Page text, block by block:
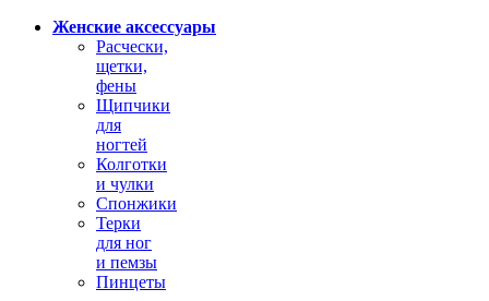
Женские аксессуары
Расчески,
щетки,
фены
Щипчики
для
ногтей
Колготки
и чулки
Спонжики
Терки
для ног
и пемзы
Пинцеты